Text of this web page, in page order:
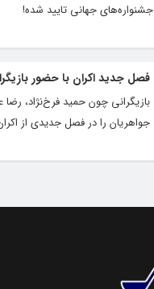
جشنواره‌های جهانی تایید شده!
فصل جدید اکران با حضور
بازیگرانی چون حمید فرخ‌نژاد، رضا
جواهریان را در فصل جدیدی از